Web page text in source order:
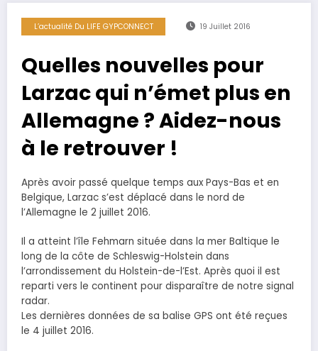
L’actualité Du LIFE GYPCONNECT 19 Juillet 2016
Quelles nouvelles pour
Larzac qui n’émet plus en
Allemagne ? Aidez-nous
à le retrouver !
Après avoir passé quelque temps aux Pays-Bas et en
Belgique, Larzac s’est déplacé dans le nord de
l’Allemagne le 2 juillet 2016.
Il a atteint l’île Fehmarn située dans la mer Baltique le
long de la côte de Schleswig-Holstein dans
l’arrondissement du Holstein-de-l’Est. Après quoi il est
reparti vers le continent pour disparaître de notre signal
radar.
Les dernières données de sa balise GPS ont été reçues
le 4 juillet 2016.